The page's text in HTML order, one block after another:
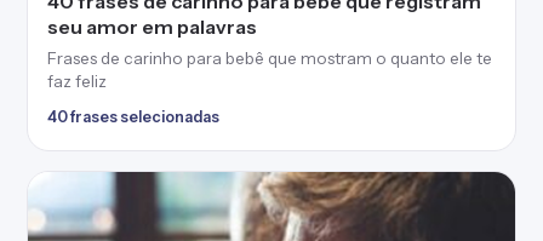
seu amor em palavras
Frases de carinho para bebê que mostram o quanto ele te
faz feliz
40 frases selecionadas